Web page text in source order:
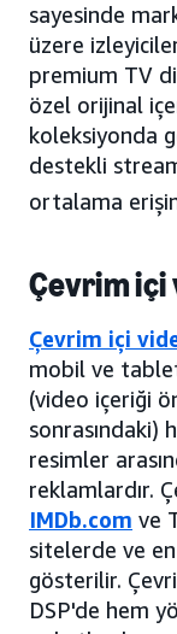
sayesinde
üzere
premium TV
özel orijinal
koleksiyonda
destekli
ortalama
Çevrim
Çevrim içi
mobil ve
(video içeriği
sonrasındaki)
resimler
reklamlardır.
IMDb.com ve
sitelerde ve
gösterilir.
DSP'de hem